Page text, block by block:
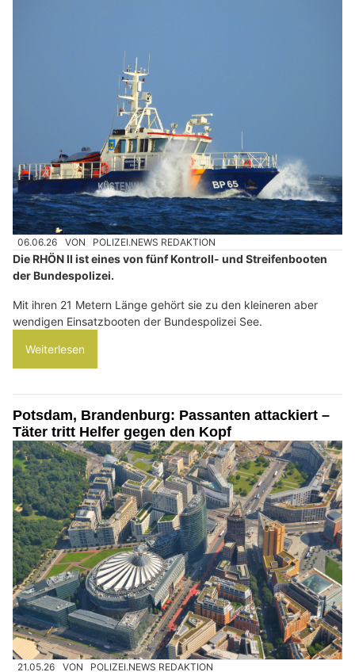
06.06.26 VON POLIZEI.NEWS REDAKTION
Die RHÖN II ist eines von fünf Kontroll- und Streifenbooten
der Bundespolizei.
Mit ihren 21 Metern Länge gehört sie zu den kleineren aber
wendigen Einsatzbooten der Bundespolizei See.
Weiterlesen
Potsdam, Brandenburg: Passanten attackiert –
Täter tritt Helfer gegen den Kopf
21.05.26 VON POLIZEI.NEWS REDAKTION